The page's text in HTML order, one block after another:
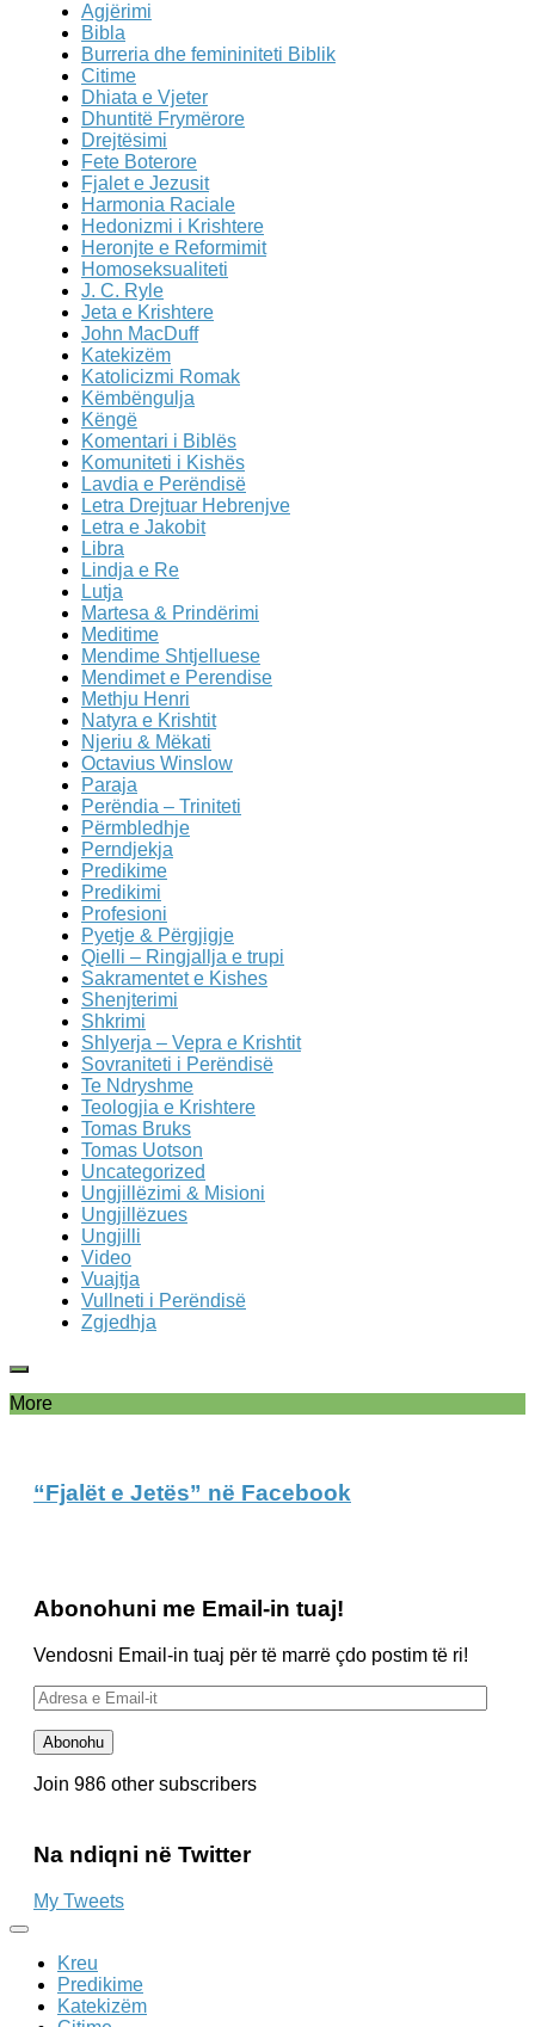
Agjërimi
Bibla
Burreria dhe femininiteti Biblik
Citime
Dhiata e Vjeter
Dhuntitë Frymërore
Drejtësimi
Fete Boterore
Fjalet e Jezusit
Harmonia Raciale
Hedonizmi i Krishtere
Heronjte e Reformimit
Homoseksualiteti
J. C. Ryle
Jeta e Krishtere
John MacDuff
Katekizëm
Katolicizmi Romak
Këmbëngulja
Këngë
Komentari i Biblës
Komuniteti i Kishës
Lavdia e Perëndisë
Letra Drejtuar Hebrenjve
Letra e Jakobit
Libra
Lindja e Re
Lutja
Martesa & Prindërimi
Meditime
Mendime Shtjelluese
Mendimet e Perendise
Methju Henri
Natyra e Krishtit
Njeriu & Mëkati
Octavius Winslow
Paraja
Perëndia – Triniteti
Përmbledhje
Perndjekja
Predikime
Predikimi
Profesioni
Pyetje & Përgjigje
Qielli – Ringjallja e trupi
Sakramentet e Kishes
Shenjterimi
Shkrimi
Shlyerja – Vepra e Krishtit
Sovraniteti i Perëndisë
Te Ndryshme
Teologjia e Krishtere
Tomas Bruks
Tomas Uotson
Uncategorized
Ungjillëzimi & Misioni
Ungjillëzues
Ungjilli
Video
Vuajtja
Vullneti i Perëndisë
Zgjedhja
More
“Fjalët e Jetës” në Facebook
Abonohuni me Email-in tuaj!
Vendosni Email-in tuaj për të marrë çdo postim të ri!
Adresa
e
Email-
it
Abonohu
Join 986 other subscribers
Na ndiqni në Twitter
My Tweets
Kreu
Predikime
Katekizëm